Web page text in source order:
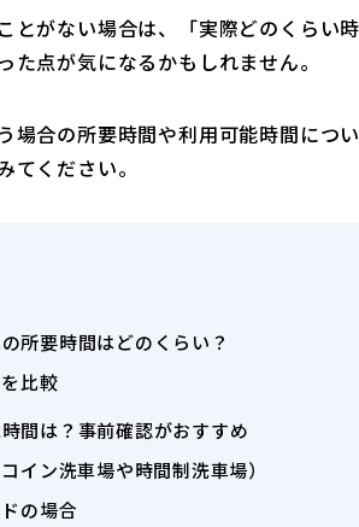
とがない場合は、「実際どのくらい
た点が気になるかもしれません。
場合の所要時間や利用可能時間につ
てください。
所要時間はどのくらい？
比較
間は？事前確認がおすすめ
イン洗車場や時間制洗車場）
の場合